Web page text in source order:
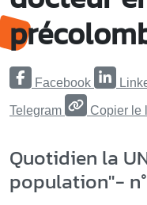
Facebook
Telegram Copier le
Quotidien la
population"-